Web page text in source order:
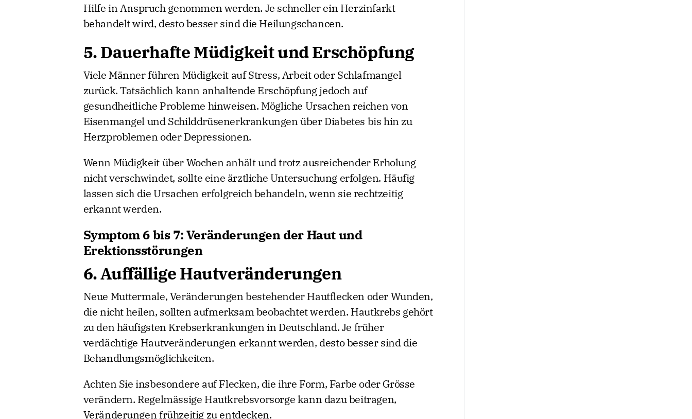
Hilfe in Anspruch genommen werden. Je schneller ein Herzinfarkt
behandelt wird, desto besser sind die Heilungschancen.
5. Dauerhafte Müdigkeit und Erschöpfung
Viele Männer führen Müdigkeit auf Stress, Arbeit oder Schlafmangel
zurück. Tatsächlich kann anhaltende Erschöpfung jedoch auf
gesundheitliche Probleme hinweisen. Mögliche Ursachen reichen von
Eisenmangel und Schilddrüsenerkrankungen über Diabetes bis hin zu
Herzproblemen oder Depressionen.
Wenn Müdigkeit über Wochen anhält und trotz ausreichender Erholung
nicht verschwindet, sollte eine ärztliche Untersuchung erfolgen. Häufig
lassen sich die Ursachen erfolgreich behandeln, wenn sie rechtzeitig
erkannt werden.
Symptom 6 bis 7: Veränderungen der Haut und
Erektionsstörungen
6. Auffällige Hautveränderungen
Neue Muttermale, Veränderungen bestehender Hautflecken oder Wunden,
die nicht heilen, sollten aufmerksam beobachtet werden. Hautkrebs gehört
zu den häufigsten Krebserkrankungen in Deutschland. Je früher
verdächtige Hautveränderungen erkannt werden, desto besser sind die
Behandlungsmöglichkeiten.
Achten Sie insbesondere auf Flecken, die ihre Form, Farbe oder Grösse
verändern. Regelmässige Hautkrebsvorsorge kann dazu beitragen,
Veränderungen frühzeitig zu entdecken.